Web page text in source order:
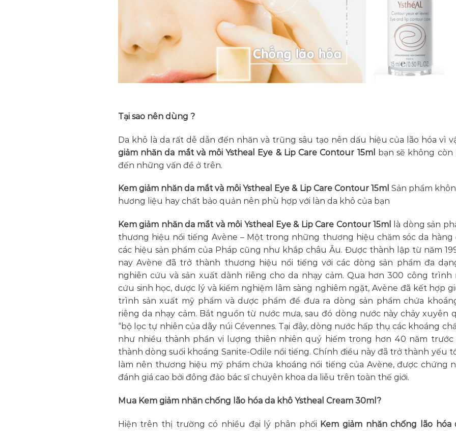
Tại sao nên dùng ?
Da khô là da rất dễ dẫn đến nhăn và trũng sâu tạo nên dấu hiệu của lão hóa vì
giảm nhăn da mắt và môi Ystheal Eye & Lip Care Contour 15ml
bạn sẽ không còn
đến những vấn đề ở trên.
Kem giảm nhăn da mắt và môi Ystheal Eye & Lip Care Contour 15ml Sản phẩm
hương liệu hay chất bảo quản nên phù hợp với làn da khô của bạn
Kem giảm nhăn da mắt và môi Ystheal Eye & Lip Care Contour 15ml
là dòng sản
thương hiệu nổi tiếng Avène – Một trong những thương hiệu chăm sóc da hàng
các hiệu sản phẩm của Pháp cũng như khắp châu Âu. Được thành lập từ năm
nay Avène đã trở thành thương hiệu nổi tiếng với các dòng sản phẩm đa
nghiên cứu và sản xuất dành riêng cho da nhạy cảm. Qua hơn 300 công trình
cứu sinh học, dược lý và kiểm nghiệm lâm sàng nghiêm ngặt, Avène đã kết hợp
trình sản xuất mỹ phẩm và dược phẩm để đưa ra dòng sản phẩm chứa
riêng da nhạy cảm. Bắt nguồn từ nước mưa, sau đó dòng nước này chảy xuyên
“bộ lọc tự nhiên của dãy núi Cévennes. Tại đây, dòng nước hấp thụ các khoáng
như nhiều thành phần vi lượng thiên nhiên quý hiếm trong hơn 40 năm
thành dòng suối khoáng Sanite-Odile nổi tiếng. Chính điều này đã trở thành yếu
làm nên thương hiệu mỹ phẩm chứa khoáng nổi tiếng của Avène, được chứng
đánh giá cao bởi đông đảo bác sĩ chuyên khoa da liễu trên toàn thế giới.
Mua Kem giảm nhăn chống lão hóa da khô Ystheal Cream 30ml?
Hiện trên thị trường có nhiều đại lý phân phối Kem giảm nhăn chống lão hóa